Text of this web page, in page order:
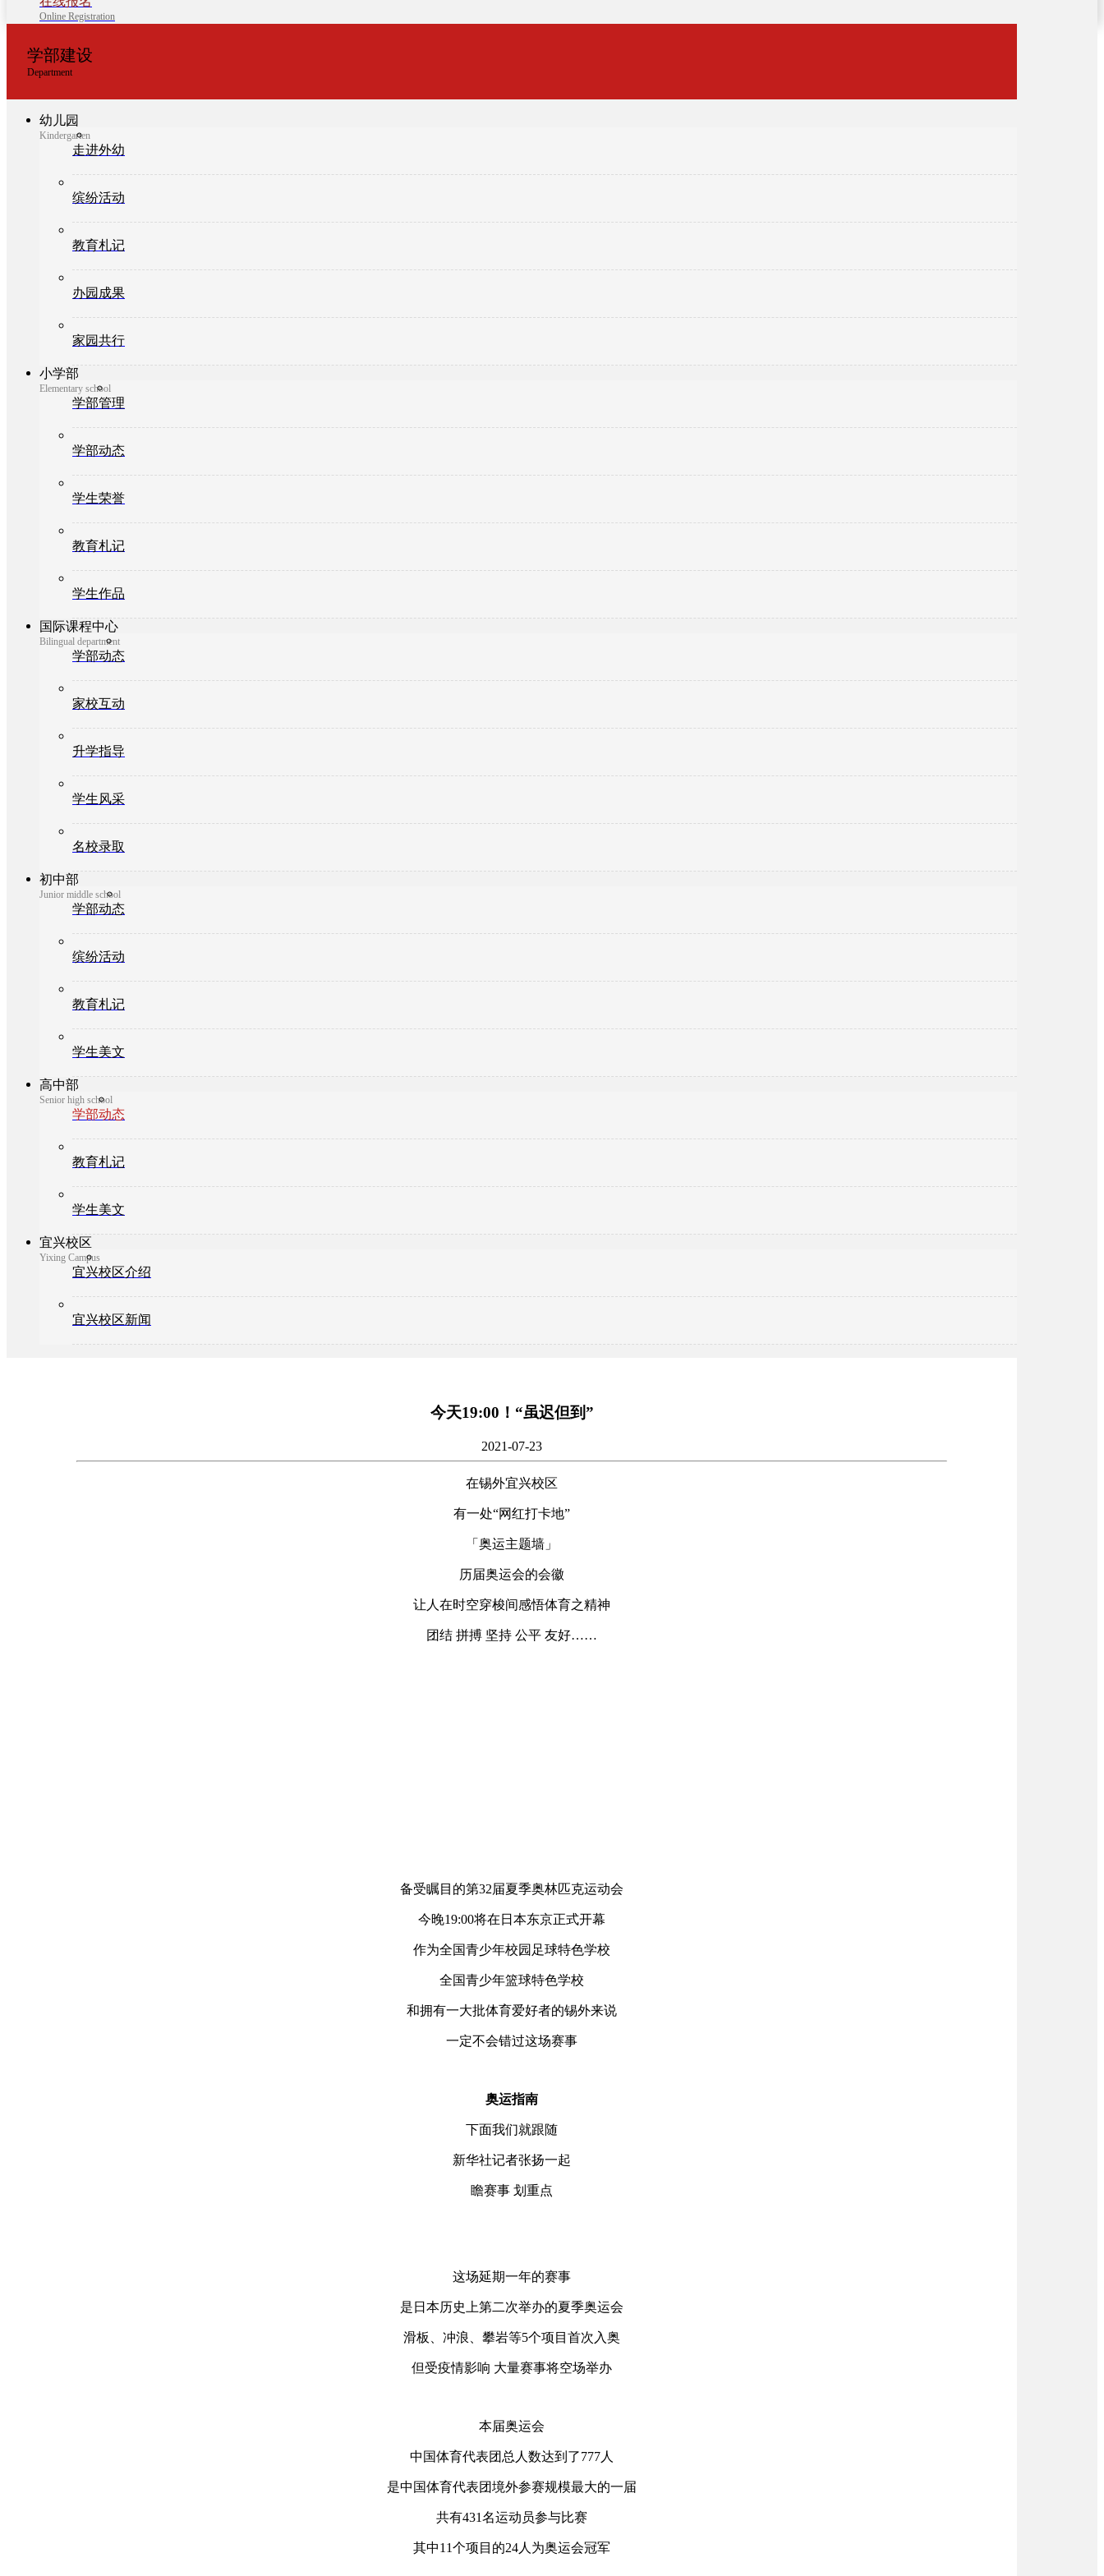
Online Registration
学部建设
Department
幼儿园
Kindergarten
走进外幼
缤纷活动
教育札记
办园成果
家园共行
小学部
Elementary school
学部管理
学部动态
学生荣誉
教育札记
学生作品
国际课程中心
Bilingual department
学部动态
家校互动
升学指导
学生风采
名校录取
初中部
Junior middle school
学部动态
缤纷活动
教育札记
学生美文
高中部
Senior high school
学部动态
教育札记
学生美文
宜兴校区
Yixing Campus
宜兴校区介绍
宜兴校区新闻
今天19:00！“虽迟但到”
2021-07-23
在锡外宜兴校区
有一处“网红打卡地”
「奥运主题墙」
历届奥运会的会徽
让人在时空穿梭间感悟体育之精神
团结 拼搏 坚持 公平 友好……
备受瞩目的第32届夏季奥林匹克运动会
今晚19:00将在日本东京正式开幕
作为全国青少年校园足球特色学校
全国青少年篮球特色学校
和拥有一大批体育爱好者的锡外来说
一定不会错过这场赛事
奥运指南
下面我们就跟随
新华社记者张扬一起
瞻赛事 划重点
这场延期一年的赛事
是日本历史上第二次举办的夏季奥运会
滑板、冲浪、攀岩等5个项目首次入奥
但受疫情影响 大量赛事将空场举办
本届奥运会
中国体育代表团总人数达到了777人
是中国体育代表团境外参赛规模最大的一届
共有431名运动员参与比赛
其中11个项目的24人为奥运会冠军